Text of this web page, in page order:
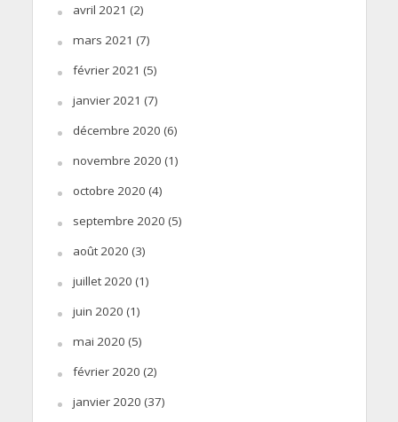
avril 2021 (2)
mars 2021 (7)
février 2021 (5)
janvier 2021 (7)
décembre 2020 (6)
novembre 2020 (1)
octobre 2020 (4)
septembre 2020 (5)
août 2020 (3)
juillet 2020 (1)
juin 2020 (1)
mai 2020 (5)
février 2020 (2)
janvier 2020 (37)